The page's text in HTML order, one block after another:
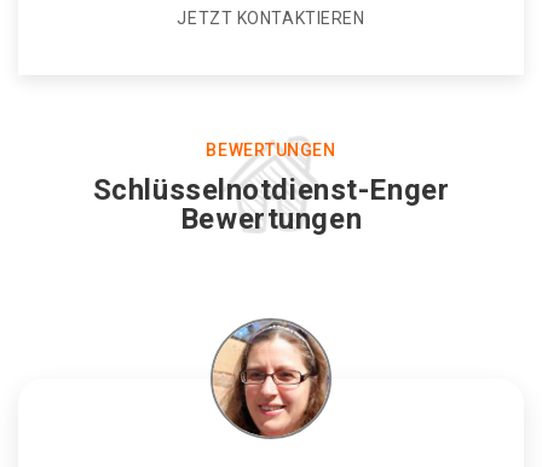
JETZT KONTAKTIEREN
BEWERTUNGEN
Schlüsselnotdienst-Enger
Bewertungen